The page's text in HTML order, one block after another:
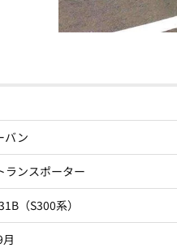
バン
ンスポーター
（S300系）